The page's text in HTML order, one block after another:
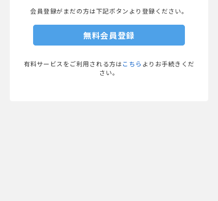
会員登録がまだの方は下記ボタンより登録ください。
無料会員登録
有料サービスをご利用される方は こちら よりお手続きくだ
さい。